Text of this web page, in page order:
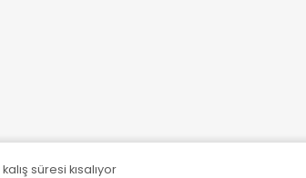
süresi kısalıyor